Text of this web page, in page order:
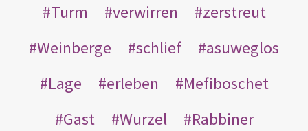
Turm
verwirren
zerstreut
Weinberge
schlief
asuweglos
Lage
erleben
Mefiboschet
Gast
Wurzel
Rabbiner